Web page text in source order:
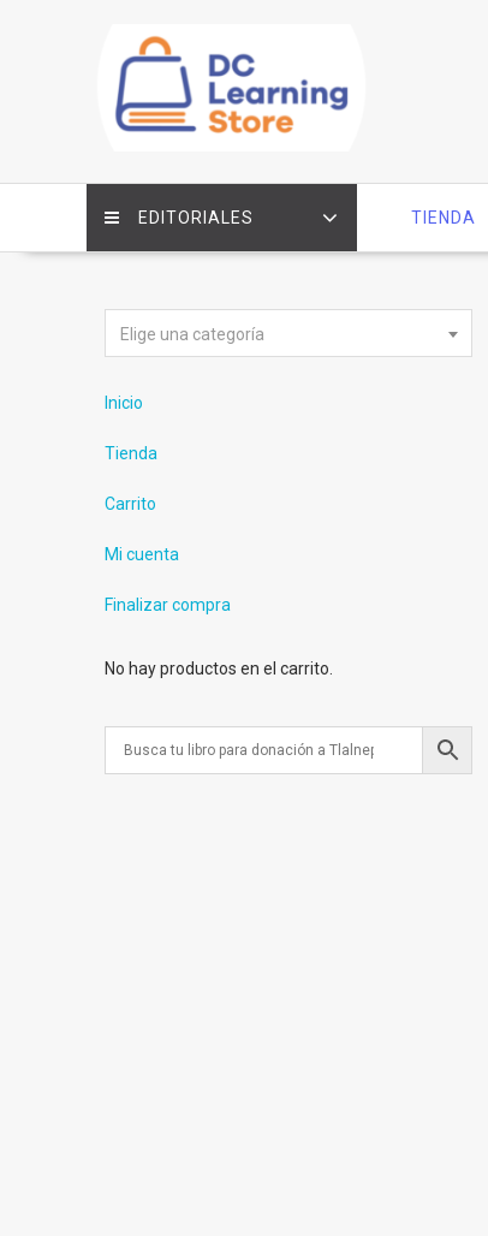
EDITORIALES TIENDA
Elige una categoría
Inicio
Tienda
Carrito
Mi cuenta
Finalizar compra
No hay productos en el carrito.